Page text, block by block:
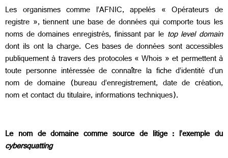
Les organismes comme l’AFNIC, appelés « Opérateurs de
registre », tiennent une base de données qui comporte tous les
noms de domaines enregistrés, finissant par le top level domain
dont ils ont la charge. Ces bases de données sont accessibles
publiquement à travers des protocoles « Whois » et permettent à
toute personne intéressée de connaître la fiche d’identité d’un
nom de domaine (bureau d’enregistrement, date de création,
nom et contact du titulaire, informations techniques).
Le nom de domaine comme source de litige : l’exemple du
cybersquatting